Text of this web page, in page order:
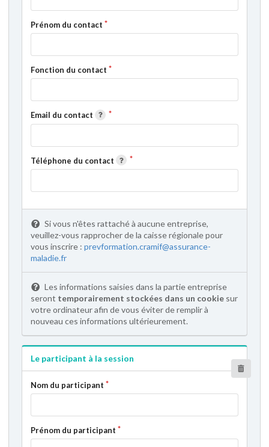
Prénom du contact
Fonction du contact
Email du contact
Téléphone du contact
Si vous n'êtes rattaché à aucune entreprise,
veuillez-vous rapprocher de la caisse régionale pour
vous inscrire : prevformation.cramif@assurance-
maladie.fr
Les informations saisies dans la partie entreprise
seront temporairement stockées dans un cookie sur
votre ordinateur afin de vous éviter de remplir à
nouveau ces informations ultérieurement.
Le participant à la session
Nom du participant
Prénom du participant